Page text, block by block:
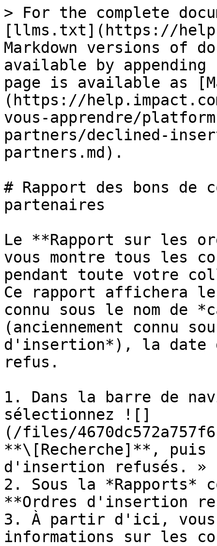
> For the complete
[llms.txt](https://
Markdown versions of
available by
page is available as
(https://
vous-apprendre/
partners/declined-
partners.md).
# Rapport des bons de
partenaires
Le **Rapport sur les
vous montre tous les
pendant toute votre
Ce rapport affichera le
connu sous le nom de
(anciennement connu
d'insertion*), la date
refus.
1. Dans la barre de
sélectionnez ![]
(/files/
**\[Recherche]**, puis
d'insertion refusés. »
2. Sous la *Rapports*
**Ordres d'insertion
3. À partir d'ici, vous
informations sur les